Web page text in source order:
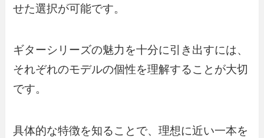
せた選択が可能です。
ギターシリーズの魅力を十分に引き出すには、
それぞれのモデルの個性を理解することが大切
です。
具体的な特徴を知ることで、理想に近い一本を